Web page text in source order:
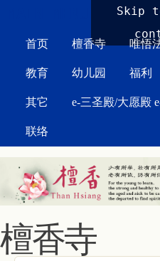
Skip
首页 檀香寺 唯悟
教育 幼儿园 福利
其它 e-三圣殿/大愿殿
联络
檀香寺